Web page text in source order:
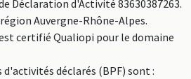
Déclaration d'Activité 83630387263.
Auvergne-Rhône-Alpes.
certifié Qualiopi pour le domaine
d'activités déclarés (BPF) sont :